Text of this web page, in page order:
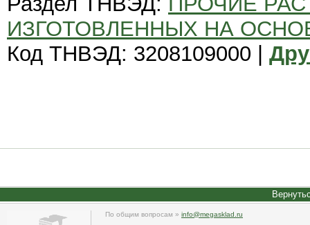
ИЗГОТОВЛЕННЫХ НА
Код ТНВЭД: 3208109000 |
По общим вопросам » info@megasklad.ru